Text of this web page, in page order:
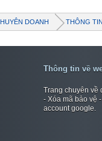
DOANH THÔNG
Thông tin về
Trang chuyên về
- Xóa mã bảo vệ
account google.